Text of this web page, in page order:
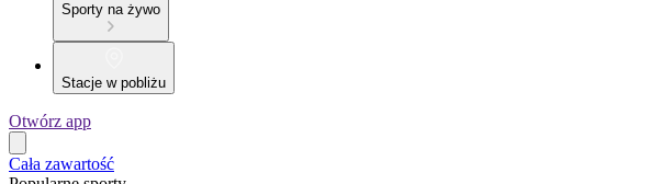
Sporty na żywo
Stacje w pobliżu
Otwórz app
Cała zawartość